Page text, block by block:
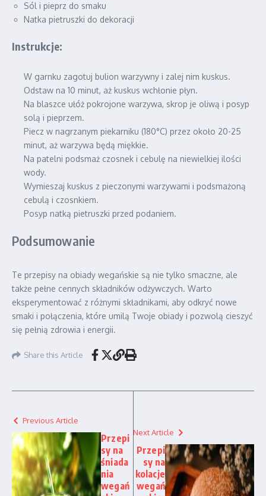
Sól i pieprz do smaku
Natka pietruszki do dekoracji
Instrukcje:
W garnku zagotuj bulion warzywny i zalej nim kuskus.
Odstaw na 10 minut, aż kuskus wchłonie płyn.
Na blaszce ułóż pokrojone warzywa, skrop je oliwą i posyp
solą i pieprzem.
Piecz w nagrzanym piekarniku (180°C) przez około 20-25
minut, aż warzywa będą miękkie.
Na patelni podsmaż czosnek i cebulę na niewielkiej ilości
wody.
Wymieszaj kuskus z pieczonymi warzywami i podsmażoną
cebulą i czosnkiem.
Posyp natką pietruszki przed podaniem.
Podsumowanie
Te przepisy na obiady wegańskie są nie tylko smaczne, ale
także pełne cennych składników odżywczych. Warto
eksperymentować z różnymi składnikami, aby odkryć nowe
smaki i połączenia, które umilą Twoje obiady i pozwolą cieszyć
się pełnią zdrowia i energii.
Share this Article
Previous Article
Przepi
sy na
śniada
nia
wegań
Next Article
Przepi
sy na
kolacje
wegań